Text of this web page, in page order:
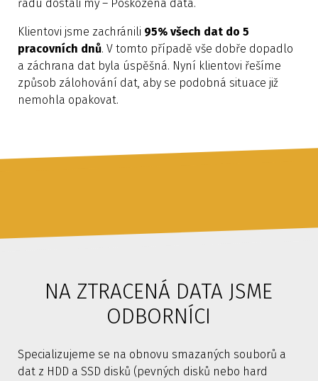
řadu dostali my – Poškozená data.
Klientovi jsme zachránili 95% všech dat do 5
pracovních dnů. V tomto případě vše dobře dopadlo
a záchrana dat byla úspěšná. Nyní klientovi řešíme
způsob zálohování dat, aby se podobná situace již
nemohla opakovat.
NA ZTRACENÁ DATA JSME
ODBORNÍCI
Specializujeme se na obnovu smazaných souborů a
dat z HDD a SSD disků (pevných disků nebo hard